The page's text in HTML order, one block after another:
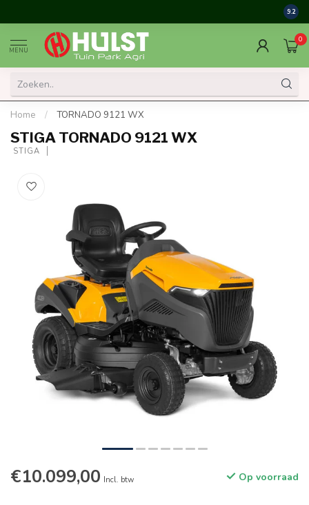
9.2
MENU
0
Home / TORNADO 9121 WX
STIGA TORNADO 9121 WX
STIGA
€10.099,00 Incl. btw Op voorraad